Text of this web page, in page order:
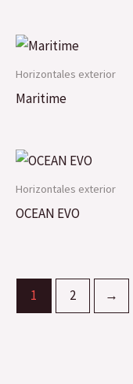
Horizontales exterior
Maritime
Horizontales exterior
OCEAN EVO
1 2 →